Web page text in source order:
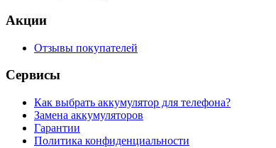
Акции
Отзывы покупателей
Сервисы
Как выбрать аккумулятор для телефона?
Замена аккумуляторов
Гарантии
Политика конфиденциальности